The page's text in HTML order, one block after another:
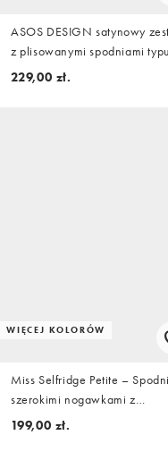
ASOS DESIGN satynowy
z plisowanymi spodniami typu
bubble w czerni
229,00 zł.
WIĘCEJ KOLORÓW
Miss Selfridge Petite –
szerokimi nogawkami z
domieszką lnu w kolorze
199,00 zł.